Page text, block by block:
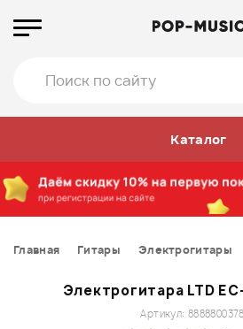
Каталог
Главная Гитары Электрогитары
Электрогитара LTD
Артикул: